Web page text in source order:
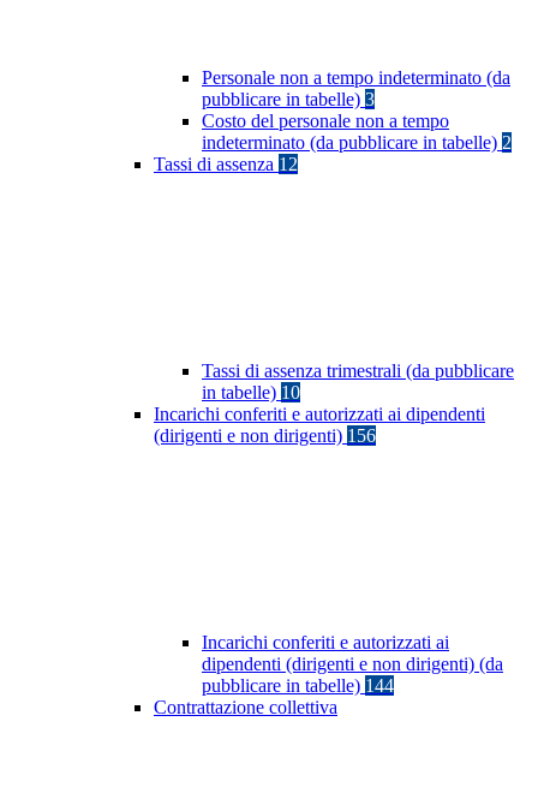
Personale non a tempo indeterminato (da
pubblicare in tabelle) 3
Costo del personale non a tempo
indeterminato (da pubblicare in tabelle) 2
Tassi di assenza 12
Tassi di assenza trimestrali (da pubblicare
in tabelle) 10
Incarichi conferiti e autorizzati ai dipendenti
(dirigenti e non dirigenti) 156
Incarichi conferiti e autorizzati ai
dipendenti (dirigenti e non dirigenti) (da
pubblicare in tabelle) 144
Contrattazione collettiva